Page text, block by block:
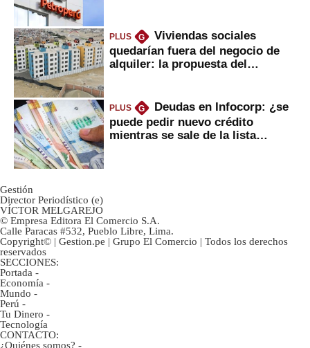
PLUS G
Viviendas sociales
quedarían fuera del negocio de
alquiler: la propuesta del
PLUS G
Deudas en Infocorp: ¿se
puede pedir nuevo crédito
mientras se sale de la lista
Gestión
Director Periodístico (e)
VÍCTOR MELGAREJO
© Empresa Editora El Comercio S.A.
Calle Paracas #532, Pueblo Libre, Lima.
Copyright© | Gestion.pe | Grupo El Comercio | Todos los derechos
reservados
SECCIONES:
Portada -
Economía -
Mundo -
Perú -
Tu Dinero -
Tecnología
CONTACTO:
¿Quiénes somos? -